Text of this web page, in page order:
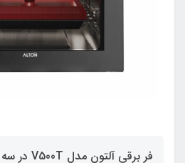
فر برقی آلتون مدل V500T در سه رنگ